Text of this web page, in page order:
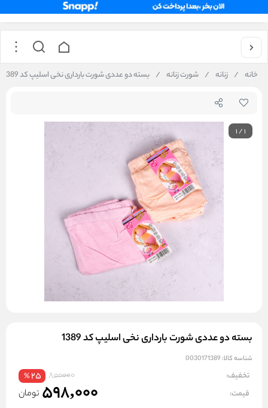
خانه / زنانه / شورت زنانه / بسته دو عددی شورت بارداری نخی اسلیپ کد 1389
1/1
بسته دو عددی شورت بارداری نخی اسلیپ کد 1389
شناسه کالا: 0030171389
تخفیف: 800000
25
%
قیمت: 598,000 تومان